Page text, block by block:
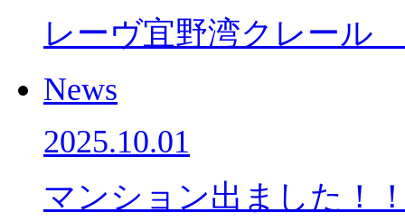
レーヴ宜野湾クレール
News
2025.10.01
マンション出ました！